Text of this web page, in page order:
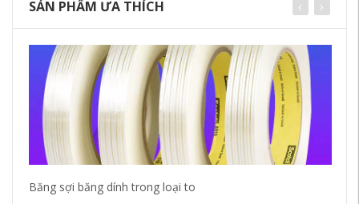
SẢN PHẨM ƯA THÍCH
Băng sợi băng dính trong loại to